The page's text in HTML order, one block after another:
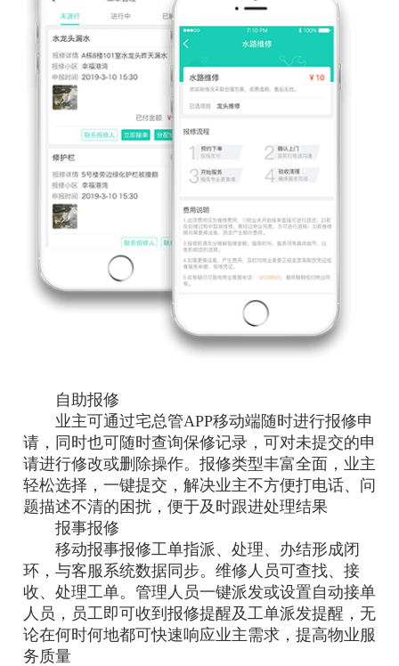
自助报修
业主可通过宅总管APP移动端随时进行报修申
请，同时也可随时查询保修记录，可对未提交的申
请进行修改或删除操作。报修类型丰富全面，业主
轻松选择，一键提交，解决业主不方便打电话、问
题描述不清的困扰，便于及时跟进处理结果
报事报修
移动报事报修工单指派、处理、办结形成闭
环，与客服系统数据同步。维修人员可查找、接
收、处理工单。管理人员一键派发或设置自动接单
人员，员工即可收到报修提醒及工单派发提醒，无
论在何时何地都可快速响应业主需求，提高物业服
务质量